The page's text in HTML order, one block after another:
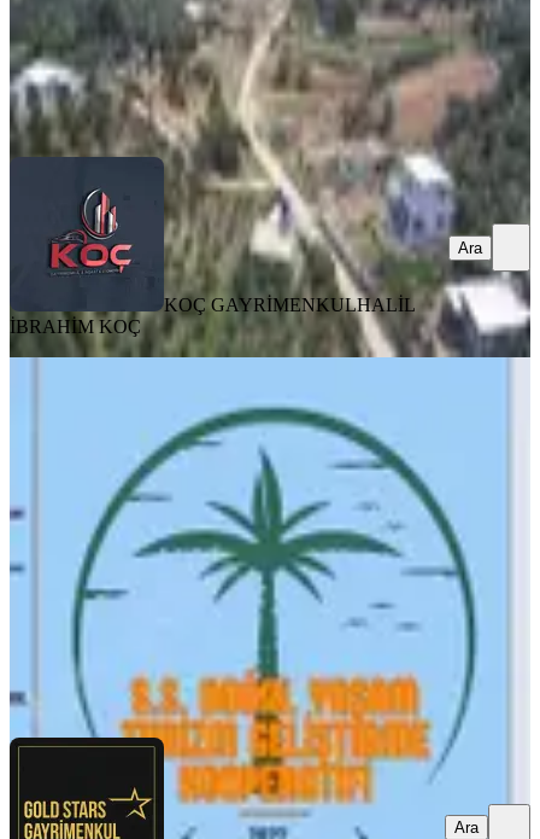
KOÇ GAYRİMENKULHALİL İBRAHİM KOÇ
Ara
KOÇ GAYRİMENKULHALİL
İBRAHİM KOÇ
Ara
Dönüm Kooperatif Hissesi
İzmir, Dikili
2000 m²·3.250/m²·24.06.2026
6.500.000 ₺
Gold Stars Gayrimenkul Ahmet Savaş Utanç
Ara
Ara